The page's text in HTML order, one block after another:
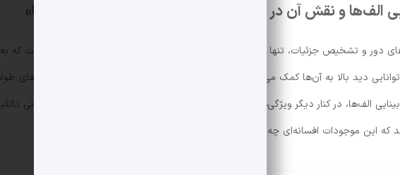
الف‌ها و نقش آن در دنیای «حلقه‌های قدرت» و «ارباب حلقه‌ها»
دور و تشخیص جزئیات، تنها بخشی از ویژگی‌های خارق‌العاده آن‌ها در دنیای تالکین است که به
دید بالا به آن‌ها کمک می‌کند تا در شرایط مختلف، چه در نبرد و چه در ماجراجویی‌های
الف‌ها، در کنار دیگر ویژگی‌های اسرارآمیز و ماورایی، به عمق بخشیدن به دنیای داستانی
این موجودات افسانه‌ای چه اندازه متفاوت و شگفت‌انگیز هستند.